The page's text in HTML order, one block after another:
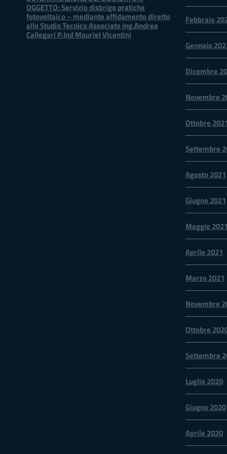
OGGETTO: Servizio disbrigo pratiche
fotovoltaico – mediante affidamento diretto
allo Studio Tecnico Associato Ing.Andrea
Callegari P.Ind Mauriel Vicentini
Febbraio
Gennaio
Dicembre
Novembre
Ottobre 2021
Settembre
Agosto 2021
Giugno 2021
Maggio 2021
Aprile 2021
Marzo 2021
Novembre
Ottobre
Settembre
Luglio 2020
Giugno 2020
Aprile 2020